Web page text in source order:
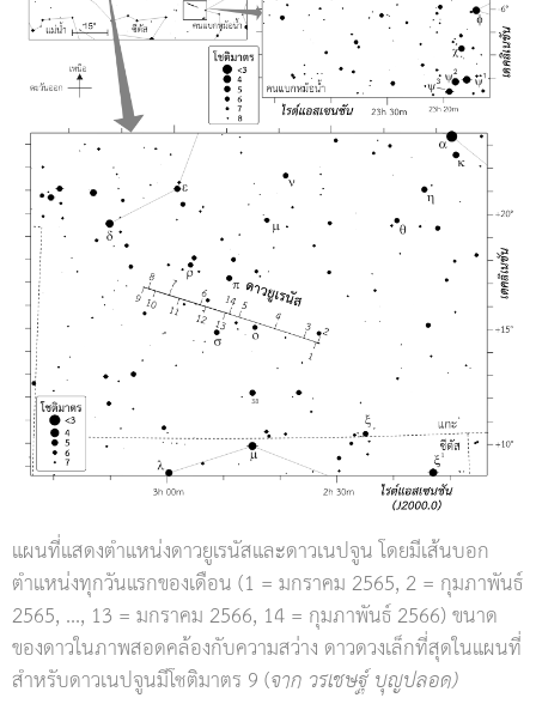
แผนที่แสดงตำแหน่งดาวยูเรนัสและดาวเนปจูน โดยมีเส้นบอก
ตำแหน่งทุกวันแรกของเดือน (1 = มกราคม 2565, 2 = กุมภาพันธ์
2565, ..., 13 = มกราคม 2566, 14 = กุมภาพันธ์ 2566) ขนาด
ของดาวในภาพสอดคล้องกับความสว่าง ดาวดวงเล็กที่สุดในแผนที่
สำหรับดาวเนปจูนมีโชติมาตร 9 (จาก วรเชษฐ์ บุญปลอด)